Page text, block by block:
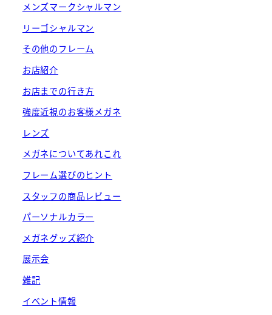
メンズマークシャルマン
リーゴシャルマン
その他のフレーム
お店紹介
お店までの行き方
強度近視のお客様メガネ
レンズ
メガネについてあれこれ
フレーム選びのヒント
スタッフの商品レビュー
パーソナルカラー
メガネグッズ紹介
展示会
雑記
イベント情報